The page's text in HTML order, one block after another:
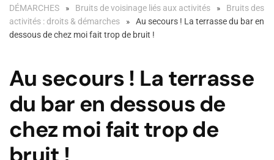
DÉMARCHES
Bruits de voisinage liés aux activités
Bruits des
activités : droits & démarches
Au secours ! La terrasse du bar en
dessous de chez moi fait trop de bruit !
Au secours ! La terrasse
du bar en dessous de
chez moi fait trop de